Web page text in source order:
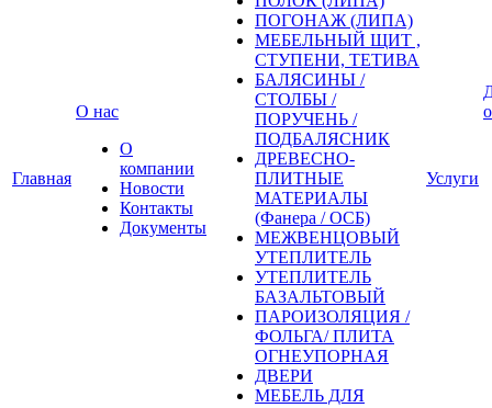
Главная
О нас
О
компании
Новости
Контакты
Документы
ПОГОНАЖ (ЛИПА)
МЕБЕЛЬНЫЙ ЩИТ ,
СТУПЕНИ, ТЕТИВА
БАЛЯСИНЫ /
СТОЛБЫ /
ПОРУЧЕНЬ /
ПОДБАЛЯСНИК
ДРЕВЕСНО-
ПЛИТНЫЕ
МАТЕРИАЛЫ
(Фанера / ОСБ)
МЕЖВЕНЦОВЫЙ
УТЕПЛИТЕЛЬ
УТЕПЛИТЕЛЬ
БАЗАЛЬТОВЫЙ
ПАРОИЗОЛЯЦИЯ /
ФОЛЬГА/ ПЛИТА
ОГНЕУПОРНАЯ
ДВЕРИ
МЕБЕЛЬ ДЛЯ
Услуги